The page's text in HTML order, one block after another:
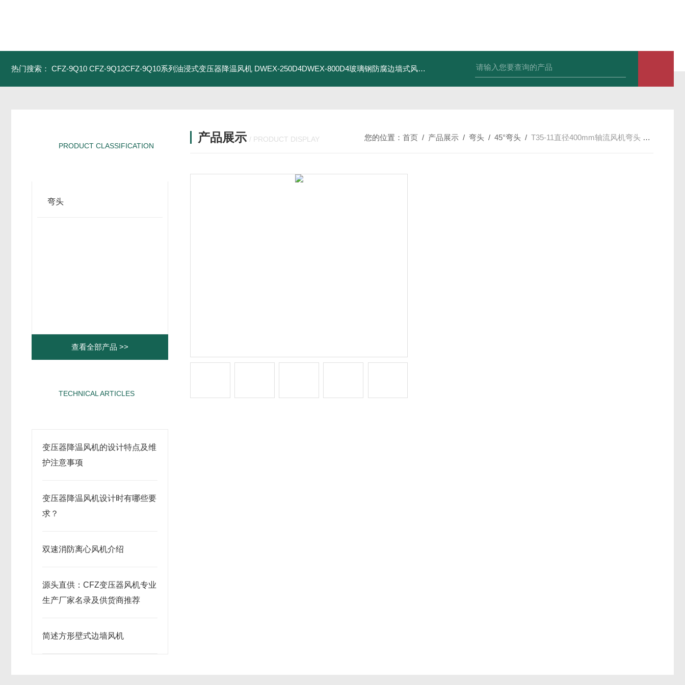
热门搜索： CFZ-9Q10 CFZ-9Q12CFZ-9Q10系列油浸式变压器降温风机 DWEX-250D4DWEX-800D4玻璃钢防腐边墙式风机 BDWEX-250EXDWEX-500D4边墙风机大风量低噪排风机
PRODUCT CLASSIFICATION
弯头
查看全部产品 >>
TECHNICAL ARTICLES
变压器降温风机的设计特点及维
护注意事项
变压器降温风机设计时有哪些要
求？
双速消防离心风机介绍
源头直供：CFZ变压器风机专业
生产厂家名录及供货商推荐
简述方形壁式边墙风机
产品展示 / PRODUCT DISPLAY 您的位置：首页 / 产品展示 /弯头 /45°弯头 /T35-11直径400mm轴流风机弯头 45°防雨罩 风机罩